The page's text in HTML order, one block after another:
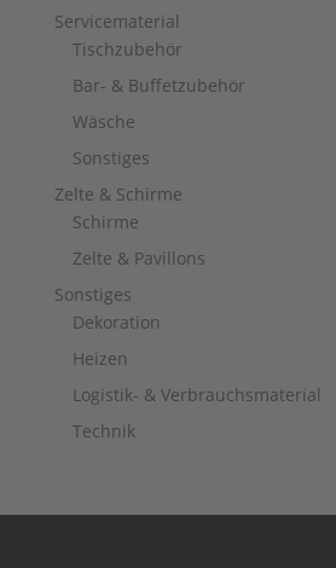
Servicematerial
Tischzubehör
Bar- & Buffetzubehör
Wäsche
Sonstiges
Zelte & Schirme
Schirme
Zelte & Pavillons
Sonstiges
Dekoration
Heizen
Logistik- & Verbrauchsmaterial
Technik